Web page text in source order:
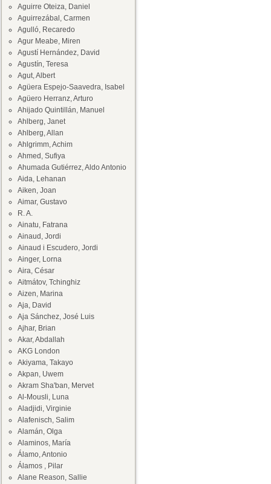
Aguirre Oteiza, Daniel
Aguirrezábal, Carmen
Agulló, Recaredo
Agur Meabe, Miren
Agustí Hernández, David
Agustín, Teresa
Agut, Albert
Agüera Espejo-Saavedra, Isabel
Agüero Herranz, Arturo
Ahijado Quintillán, Manuel
Ahlberg, Janet
Ahlberg, Allan
Ahlgrimm, Achim
Ahmed, Sufiya
Ahumada Gutiérrez, Aldo Antonio
Aida, Lehanan
Aiken, Joan
Aimar, Gustavo
R. A.
Ainatu, Fatrana
Ainaud, Jordi
Ainaud i Escudero, Jordi
Ainger, Lorna
Aira, César
Aitmátov, Tchinghiz
Aizen, Marina
Aja, David
Aja Sánchez, José Luis
Ajhar, Brian
Akar, Abdallah
AKG London
Akiyama, Takayo
Akpan, Uwem
Akram Sha'ban, Mervet
Al-Mousli, Luna
Aladjidi, Virginie
Alafenisch, Salim
Alamán, Olga
Alaminos, María
Álamo, Antonio
Álamos , Pilar
Alane Reason, Sallie